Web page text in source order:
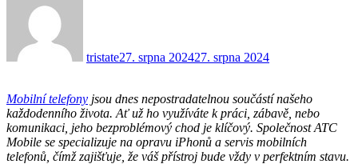
tristate27. srpna 202427. srpna 2024
Mobilní telefony jsou dnes nepostradatelnou součástí našeho
každodenního života. Ať už ho využíváte k práci, zábavě, nebo
komunikaci, jeho bezproblémový chod je klíčový. Společnost ATC
Mobile se specializuje na opravu iPhonů a servis mobilních
telefonů, čímž zajišťuje, že váš přístroj bude vždy v perfektním stavu.